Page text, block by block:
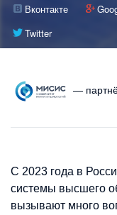
Вконтакте
Twitter
—
С 2023 года в
системы высшего
вызывают много